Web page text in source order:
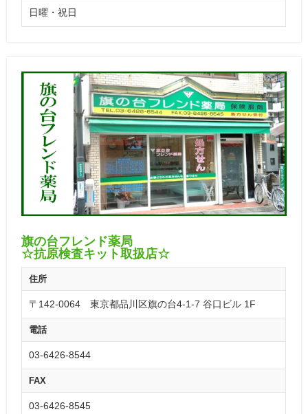
日曜・祝日
旗の台フレンド薬局
☆抗原検査キット取扱店☆
住所
〒142-0064 東京都品川区旗の台4-1-7 谷口ビル 1F
電話
03-6426-8544
FAX
03-6426-8545